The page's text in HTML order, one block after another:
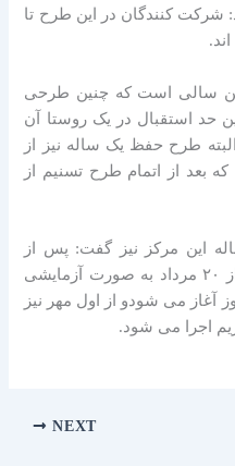
شرکت کنندگان در این طرح تا
سالی است که چنین طرحی
حد استقبال در یک روستا آن
طرح حفظ یک ساله نیز از
از اتمام طرح تسنیم از
مرکز نیز گفت: پس از
اتمام ثبت نام این طرح کلاس ها از ۲۰ مرداد به صورت آزمایشی
شرکت کنندگان به مدت ۴۰ روز آغاز می شودو از اول مهر نیز
اجرا می شود.
NEXT